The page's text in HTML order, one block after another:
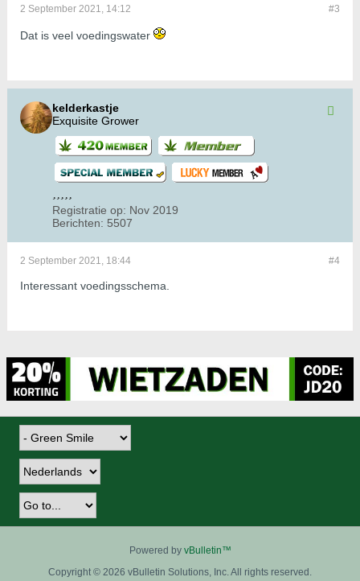
#3
2 September 2021, 14:12
Dat is veel voedingswater
kelderkastje
Exquisite Grower
Registratie op: Nov 2019
Berichten: 5507
#4
2 September 2021, 18:44
Interessant voedingsschema.
Powered by vBulletin™
Copyright © 2026 vBulletin Solutions, Inc. All rights reserved.